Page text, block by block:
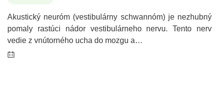
Akustický neuróm (vestibulárny schwannóm) je nezhubný
pomaly rastúci nádor vestibulárneho nervu. Tento nerv
vedie z vnútorného ucha do mozgu a…